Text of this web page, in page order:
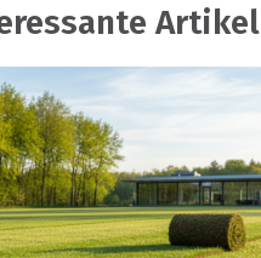
Artikel